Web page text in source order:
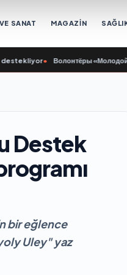
SANAT MAGAZİN
• Волонтёры «Молодой
Destek
bir eğlence
Uley" yaz